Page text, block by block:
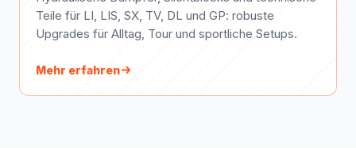
Teile für LI, LIS, SX, TV, DL und GP: robuste
Upgrades für Alltag, Tour und sportliche Setups.
Mehr erfahren